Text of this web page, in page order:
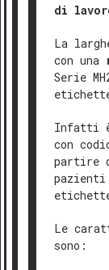
di
La
con una
Serie
Infatti è
con
partire
Le
sono: